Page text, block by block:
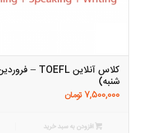
شنبه)
7,500,000تومان
افزودن به سبد خرید